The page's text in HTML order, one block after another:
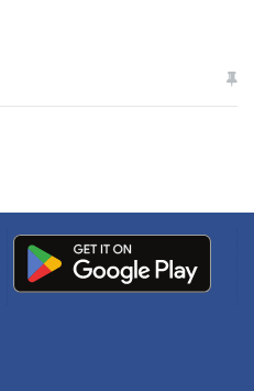
नए संबंध बन सकते
सहयोग मिलेगा, यात्रा से
खाई में धक्का… आरोपियों ने